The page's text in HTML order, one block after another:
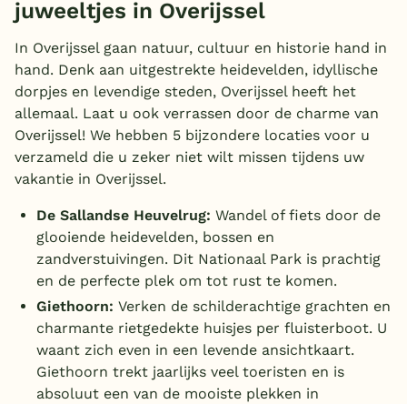
juweeltjes in Overijssel
In Overijssel gaan natuur, cultuur en historie hand in
hand. Denk aan uitgestrekte heidevelden, idyllische
dorpjes en levendige steden, Overijssel heeft het
allemaal. Laat u ook verrassen door de charme van
Overijssel! We hebben 5 bijzondere locaties voor u
verzameld die u zeker niet wilt missen tijdens uw
vakantie in Overijssel.
De Sallandse Heuvelrug: Wandel of fiets door de
glooiende heidevelden, bossen en
zandverstuivingen. Dit Nationaal Park is prachtig
en de perfecte plek om tot rust te komen.
Giethoorn: Verken de schilderachtige grachten en
charmante rietgedekte huisjes per fluisterboot. U
waant zich even in een levende ansichtkaart.
Giethoorn trekt jaarlijks veel toeristen en is
absoluut een van de mooiste plekken in